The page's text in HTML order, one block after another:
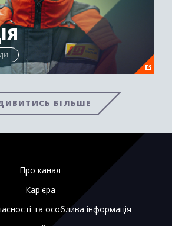
БІЛЬШЕ
Про канал
Кар'єра
та особлива інформація